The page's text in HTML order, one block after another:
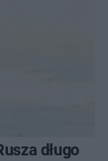
długo